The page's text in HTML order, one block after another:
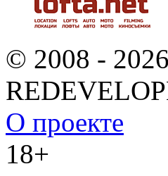
© 2008 -
О проекте
18+